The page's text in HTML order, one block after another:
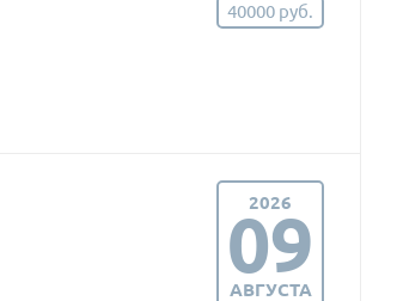
40000 руб.
2026
09
АВГУСТА